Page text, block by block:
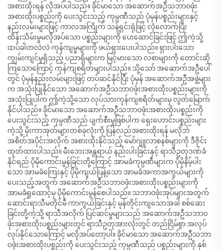
အစားထိုးရန် လိုအပ်ပါသည်။ ခိုင်မာသော အဆောက်အဦသဘာဝဖုံး
အစားထိုးပစ္စည်းကို ပေးသွင်းသည့် ကုမ္ပဏီသည် ပုံမှန်ပစ္စည်းများနှင့်
နည်းလမ်းများဖြင့် ကာလအကြိုက် သန့်ရှင်းရုံဖြင့် လုံလောက်ပြီး
ထိန်းသိမ်းမှုမလိုအပ်သော ပစ္စည်းများကို ပေးဆောင်ခြင်းဖြင့် ဤကဲ့သို့
ထပ်ခါတလဲလဲ ကုန်ကျမှုများကို ဖယ်ရှားပေးပါသည်။ ရှားပါးသော
ကျွမ်းကျင်မှုရှိသည့် ပညာရှိများက မြင့်မားသော လစာများကို တောင်းဆို
ကြသောကြောင့် ကုန်ကျစရိတ်များပါသည်။ သို့သော် အဆောက်အဦပေါ်
တွင် ပုံမှန်နည်းလမ်းများဖြင့် တပ်ဆင်နိုင်ပြီး ပုံမှန် အဆောက်အဦအဖွဲ့များ
က အသုံးပြုနိုင်သော အဆောက်အဦသဘာဝဖုံးအစားထိုးပစ္စည်းများကို
အသုံးပြုပါက ဤကဲ့သို့သော လုပ်သားကုန်ကျစရိတ်များမှ လွတ်မြောက်
နိုင်ပါသည်။ ခိုင်မာသော အဆောက်အဦသဘာဝဖုံးအစားထိုးပစ္စည်းကို
ပေးသွင်းသည့် ကုမ္ပဏီသည် ပျက်စီးမှုဖြစ်ပါက ရှေးဟောင်းပစ္စည်းများ
ကဲ့သို့ မိုးကာအုတ်များတစ်ခုလုံးကို ပြန်လည်အစားထိုးရန် မလိုဘဲ
အစိတ်အပိုင်းအလိုက် အစားထိုးနိုင်သည့် မော်ဂျူလာစနစ်များကို ဒီဇိုင်း
ထုတ်ထားပါသည်။ မီးဘေးအန္တရာယ် နည်းပါးခြင်းနှင့် ရာသီဥတုဒဏ်ခံ
နိုင်ရည် ပိုမိုကောင်းမွန်ခြင်းတို့ကြောင့် အာမခံကုမ္ပဏီများက ပိုမိုနိမ့်ပါး
သော အာမခံကြေးနှင့် ပိုမိုကျယ်ပြန့်သော အာမခံအကာအကွယ်များကို
ပေးသည့်အတွက် အဆောက်အဦသဘာဝဖုံးအစားထိုးပစ္စည်းများကို
အာမခံရှုထောင့်မှ ပိုမိုကောင်းမွန်စေပါသည်။ သဘာဝဖုံးအုပ်များအတွက်
ဆောင်းရာသီမတိုင်မီ ကာကွယ်ခြင်းနှင့် မုန်တိုင်းကျသောအခါ စစ်ဆေး
ခြင်းတို့ကဲ့သို့ ရာသီအလိုက် ပြင်ဆင်မှုများသည် အဆောက်အဦသဘာဝ
ဖုံးအစားထိုးပစ္စည်းများတွင် ရာသီဥတုအားလုံးတွင် တည်ငြိမ်စွာ အလုပ်
လုပ်နိုင်သောကြောင့် မလိုအပ်တော့ပါ။ ခိုင်မာသော အဆောက်အဦသဘာ
ဝဖုံးအစားထိုးပစ္စည်းကို ပေးသွင်းသည့် ကုမ္ပဏီသည် ပစ္စည်းများကို နှစ်